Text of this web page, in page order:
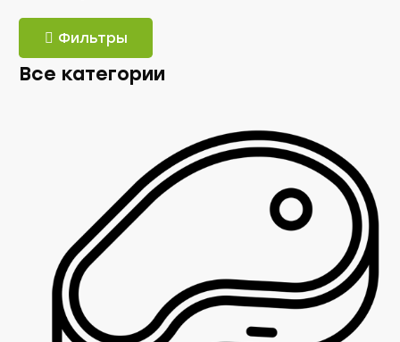
Фильтры
Все категории